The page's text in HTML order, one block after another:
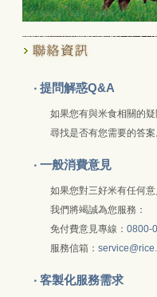
‧ 提問解惑Q&A
如果您有與米食相關的
尋找是否有您需要的答案
‧ 一般消費意見
如果您對三好米有任何
我們將竭誠為您服務：
免付費意見專線： 0800-
服務信箱：
‧ 客製化服務需求